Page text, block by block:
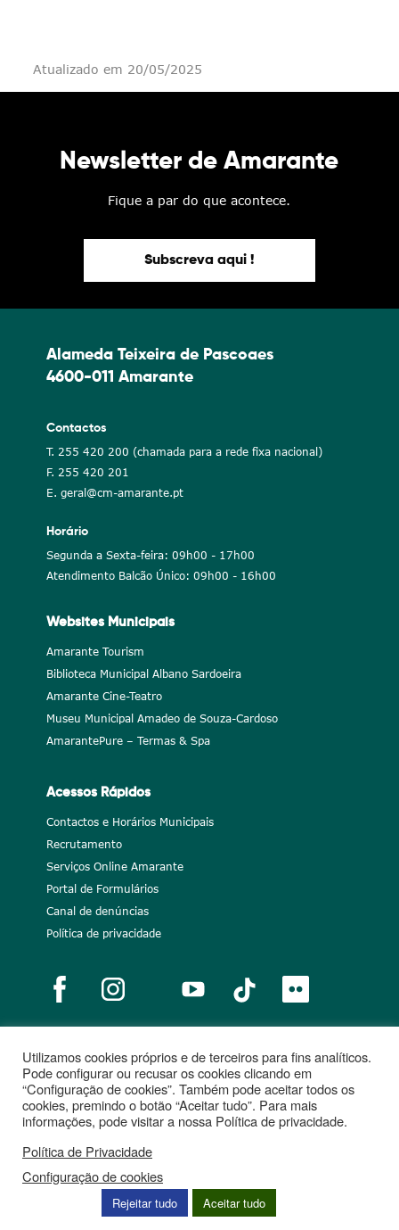
Atualizado em 20/05/2025
Newsletter de Amarante
Fique a par do que acontece.
Subscreva aqui !
Alameda Teixeira de Pascoaes
4600-011 Amarante
Contactos
T. 255 420 200 (chamada para a rede fixa nacional)
F. 255 420 201
E. geral@cm-amarante.pt
Horário
Segunda a Sexta-feira: 09h00 - 17h00
Atendimento Balcão Único: 09h00 - 16h00
Websites Municipais
Amarante Tourism
Biblioteca Municipal Albano Sardoeira
Amarante Cine-Teatro
Museu Municipal Amadeo de Souza-Cardoso
AmarantePure – Termas & Spa
Acessos Rápidos
Contactos e Horários Municipais
Recrutamento
Serviços Online Amarante
Portal de Formulários
Canal de denúncias
Política de privacidade
Notícias Recrutamento Portugal 2020
União Europeia
Projetos cofinanciados
Utilizamos cookies próprios e de terceiros para fins analíticos.
Pode configurar ou recusar os cookies clicando em
“Configuração de cookies”. Também pode aceitar todos os
cookies, premindo o botão “Aceitar tudo”. Para mais
informações, pode visitar a nossa Política de privacidade.
Política de Privacidade
Configuração de cookies
Rejeitar tudo Aceitar tudo